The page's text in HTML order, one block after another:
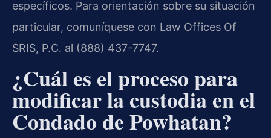
específicos. Para orientación sobre su situación
particular, comuníquese con Law Offices Of
SRIS, P.C. al (888) 437-7747.
¿Cuál es el proceso para
modificar la custodia en el
Condado de Powhatan?